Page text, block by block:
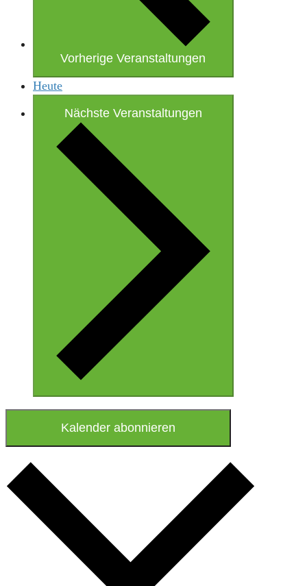
VorherigeVeranstaltungen
Heute
Nächste Veranstaltungen
Kalender abonnieren